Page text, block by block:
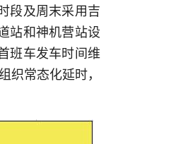
及周末采用吉
站和神机营站设
班车发车时间维
常态化延时，